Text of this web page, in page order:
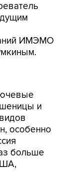
ИМЭМО
и
особенно
больше